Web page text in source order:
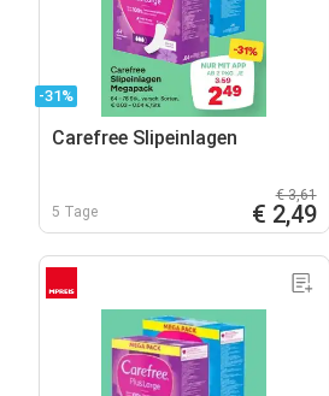
-31%
Carefree Slipeinlagen
5 Tage
€ 3,61
€ 2,49